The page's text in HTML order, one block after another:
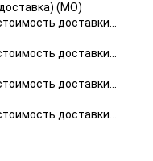
(МО)
доставки...
доставки...
доставки...
доставки...